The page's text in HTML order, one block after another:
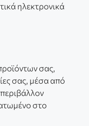
ηλεκτρονικά
σας,
σας, μέσα από
στο